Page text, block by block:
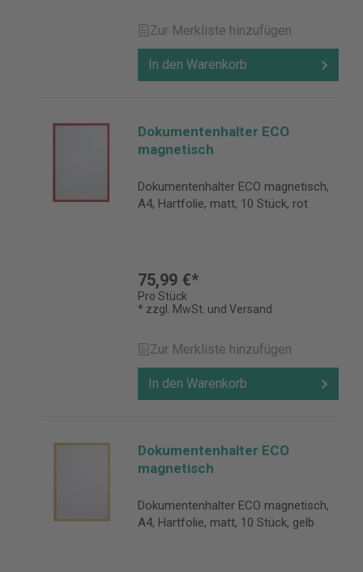
Zur Merkliste hinzufügen
In den Warenkorb
Dokumentenhalter ECO
magnetisch
Dokumentenhalter ECO magnetisch,
A4, Hartfolie, matt, 10 Stück, rot
75,99 €*
Pro Stück
* zzgl. MwSt. und Versand
Zur Merkliste hinzufügen
In den Warenkorb
Dokumentenhalter ECO
magnetisch
Dokumentenhalter ECO magnetisch,
A4, Hartfolie, matt, 10 Stück, gelb